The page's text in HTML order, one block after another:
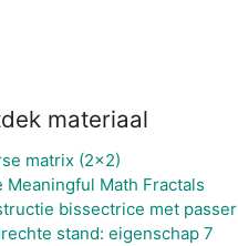
materiaal
matrix (2x2)
Meaningful Math Fractals
bissectrice met passer
stand: eigenschap 7